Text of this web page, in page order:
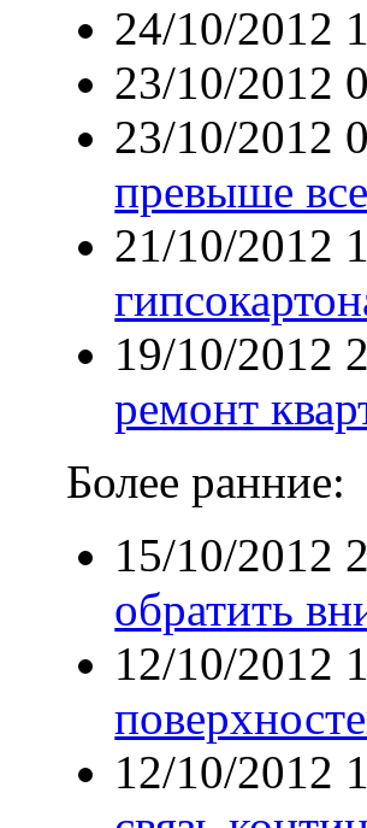
24/10/2012
23/10/2012
23/10/2012
превыше
21/10/2012
19/10/2012
ремонт
Более ранние:
15/10/2012
обратить
12/10/2012
12/10/2012